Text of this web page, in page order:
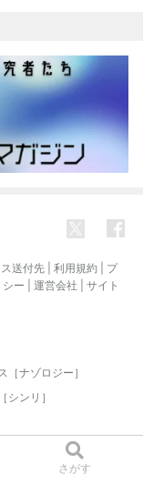
さがす
送付先 利用規約
プ
ー 運営会社
サイト
［ナゾロジー］
シンリ］